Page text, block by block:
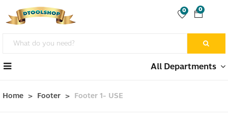
0
0
All Departments
Home Footer Footer 1- USE